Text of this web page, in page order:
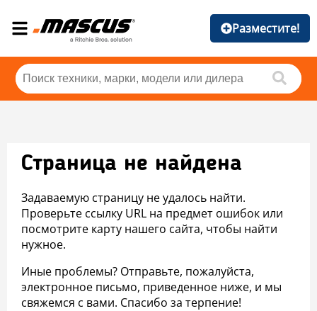
Разместите!
Страница не найдена
Задаваемую страницу не удалось найти.
Проверьте ссылку URL на предмет ошибок или
посмотрите карту нашего сайта, чтобы найти
нужное.
Иные проблемы? Отправьте, пожалуйста,
электронное письмо, приведенное ниже, и мы
свяжемся с вами. Спасибо за терпение!